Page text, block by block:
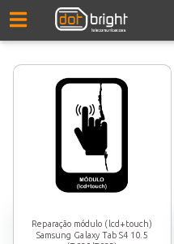
Reparação módulo (lcd+touch)
Samsung Galaxy Tab S4 10.5